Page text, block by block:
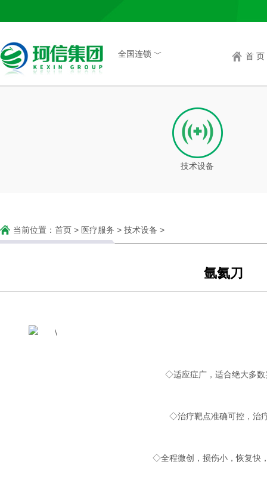
全国连锁 ﹀ 首 页
技术设备
当前位置： 首页 > 医疗服务 > 技术设备 >
氩氦刀
◇适应症广，适合绝大多数
◇治疗靶点准确可控，治
◇全程微创，损伤小，恢复快